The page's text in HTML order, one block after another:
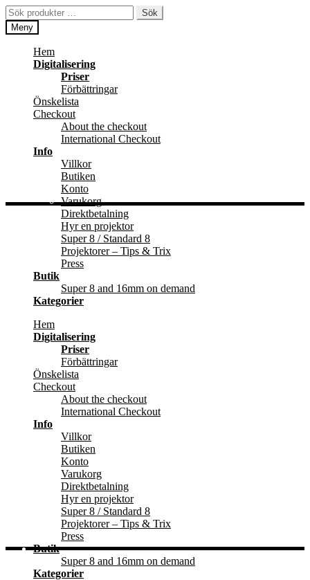
Hoppa
till
navigering
Hoppa
till
innehåll
Sök
efter:
Sök
Meny
Hem
Digitalisering
Priser
Förbättringar
Önskelista
Checkout
About the checkout
International Checkout
Info
Villkor
Butiken
Konto
Varukorg
Direktbetalning
Hyr en projektor
Super 8 / Standard 8
Projektorer – Tips & Trix
Press
Butik
Super 8 and 16mm on demand
Kategorier
Hem
Digitalisering
Priser
Förbättringar
Önskelista
Checkout
About the checkout
International Checkout
Info
Villkor
Butiken
Konto
Varukorg
Direktbetalning
Hyr en projektor
Super 8 / Standard 8
Projektorer – Tips & Trix
Press
Butik
Super 8 and 16mm on demand
Kategorier